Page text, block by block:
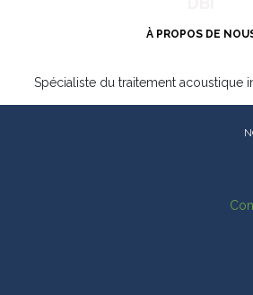
3, Place de la
+33 3 89 08 95 75
À PROPOS DE
Spécialiste du traitement acoustique